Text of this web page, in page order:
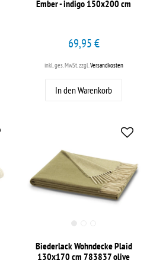
Ember - indigo 150x200 cm
69,95 €
inkl. ges. MwSt.zzgl.Versandkosten
In den Warenkorb
Biederlack Wohndecke Plaid
130x170 cm 783837 olive